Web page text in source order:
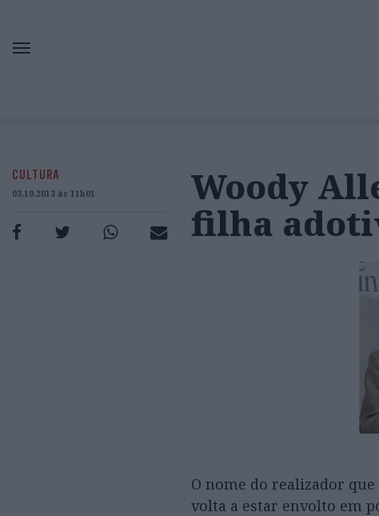
CULTURA
03.10.2013 às 11h01
Woody
filha
O nome do realizador
volta a estar envolto em